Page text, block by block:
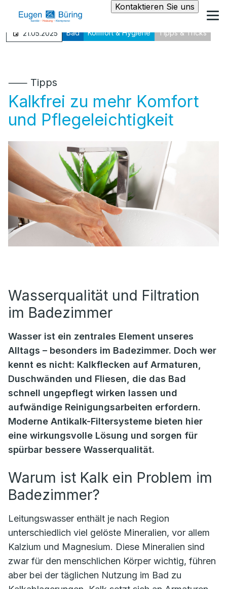
Kontaktieren Sie uns
21.05.2025 Bad Komfort & Hygiene Tipps & Tricks
⸺ Tipps
Kalkfrei zu mehr Komfort
und Pflegeleichtigkeit
Wasserqualität und Filtration
im Badezimmer
Wasser ist ein zentrales Element unseres
Alltags – besonders im Badezimmer. Doch wer
kennt es nicht: Kalkflecken auf Armaturen,
Duschwänden und Fliesen, die das Bad
schnell ungepflegt wirken lassen und
aufwändige Reinigungsarbeiten erfordern.
Moderne Antikalk-Filtersysteme bieten hier
eine wirkungsvolle Lösung und sorgen für
spürbar bessere Wasserqualität.
Warum ist Kalk ein Problem im
Badezimmer?
Leitungswasser enthält je nach Region
unterschiedlich viel gelöste Mineralien, vor allem
Kalzium und Magnesium. Diese Mineralien sind
zwar für den menschlichen Körper wichtig, führen
aber bei der täglichen Nutzung im Bad zu